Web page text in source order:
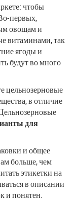
чтобы
первых,
овощам и
витаминами, так
ягоды и
будут во много
цельнозерновые
в отличие
для
и общее
больше, чем
этикетки на
в описании
и понятен.